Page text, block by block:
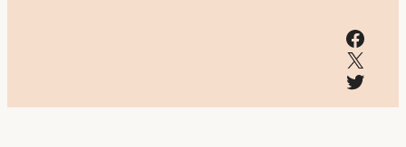
Facebook
X
Twitter